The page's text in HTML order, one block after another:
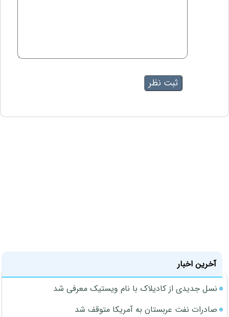
آخرین اخبار
نسل جدیدی از کادیلاک با نام ویستیک معرفی شد
صادرات نفت عربستان به آمریکا متوقف شد